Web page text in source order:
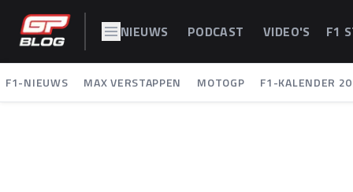
NIEUWS PODCAST VIDEO'S F1
F1-NIEUWS MAX VERSTAPPEN MOTOGP F1-KALENDER